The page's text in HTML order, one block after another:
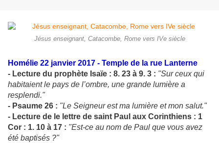
Jésus enseignant, Catacombe, Rome vers IVe siècle
Homélie 22 janvier 2017 - Temple de la rue Lanterne
- Lecture du prophète Isaïe : 8. 23 à 9. 3 : "Sur ceux qui
habitaient le pays de l’ombre, une grande lumière a
resplendi."
- Psaume 26 : "Le Seigneur est ma lumière et mon salut."
- Lecture de le lettre de saint Paul aux Corinthiens : 1
Cor : 1. 10 à 17 : "Est-ce au nom de Paul que vous avez
été baptisés ?"